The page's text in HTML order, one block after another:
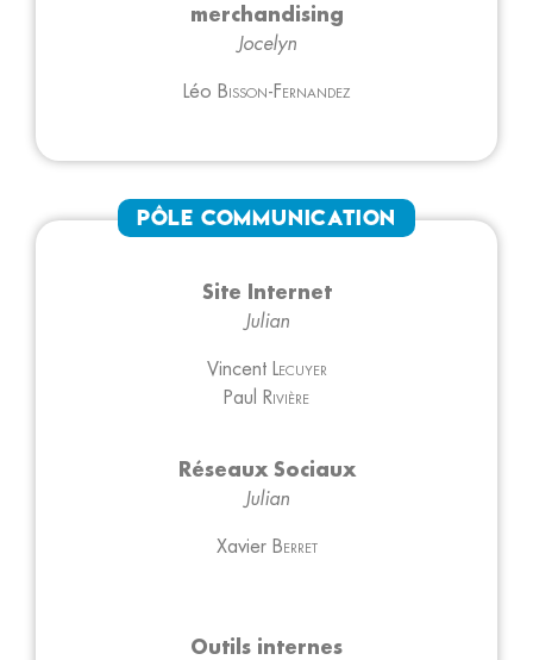
merchandising
Jocelyn
Léo Bisson-Fernandez
Pôle Communication
Site Internet
Julian
Vincent Lecuyer
Paul Rivière
Réseaux Sociaux
Julian
Xavier Berret
Outils internes